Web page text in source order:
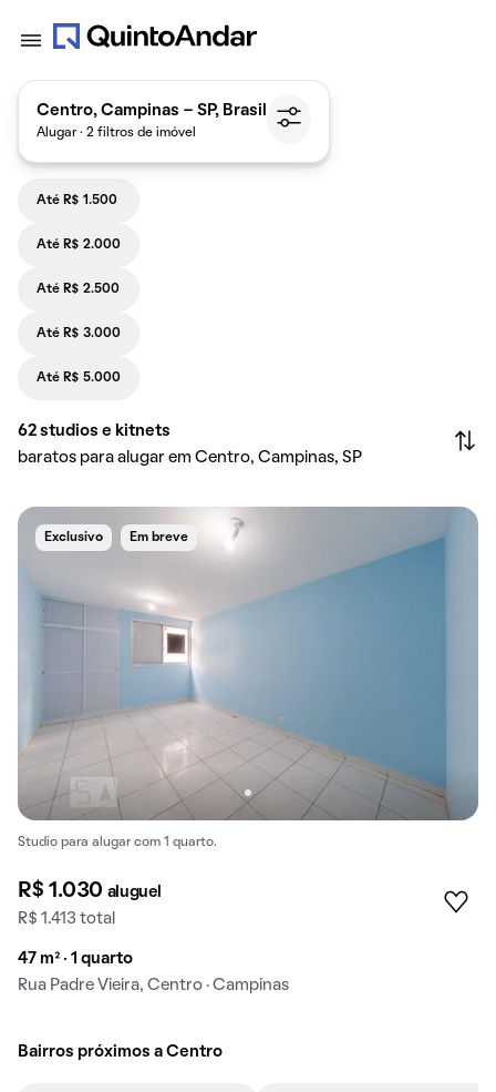
Centro, Campinas - SP, Brasil
Alugar · 2 filtros de imóvel
Até R$ 1.500
Até R$ 2.000
Até R$ 2.500
Até R$ 3.000
Até R$ 5.000
62 studios e kitnets
baratos para alugar em Centro, Campinas, SP
Exclusivo Em breve
Studio para alugar com 1 quarto.
R$ 1.030 aluguel
R$ 1.413 total
47 m² · 1 quarto
Rua Padre Vieira, Centro · Campinas
Bairros próximos a Centro